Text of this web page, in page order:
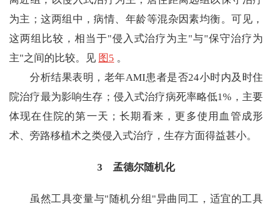
为主；这两组中，病情、年龄等混杂因素均衡。可见，
这两组比较，相当于"侵入式治疗为主"与"保守治疗为
主"之间的比较。见 图5 。
分析结果表明，老年AMI患者是否24小时内及时住
院治疗最为影响生存；侵入式治疗病死率略低1%，主要
体现在住院的第一天；长期看来，更多使用血管成形
术、旁路移植术之类侵入式治疗，生存方面得益甚小。
3 孟德尔随机化
虽然工具变量与"随机分组"异曲同工，适宜的工具